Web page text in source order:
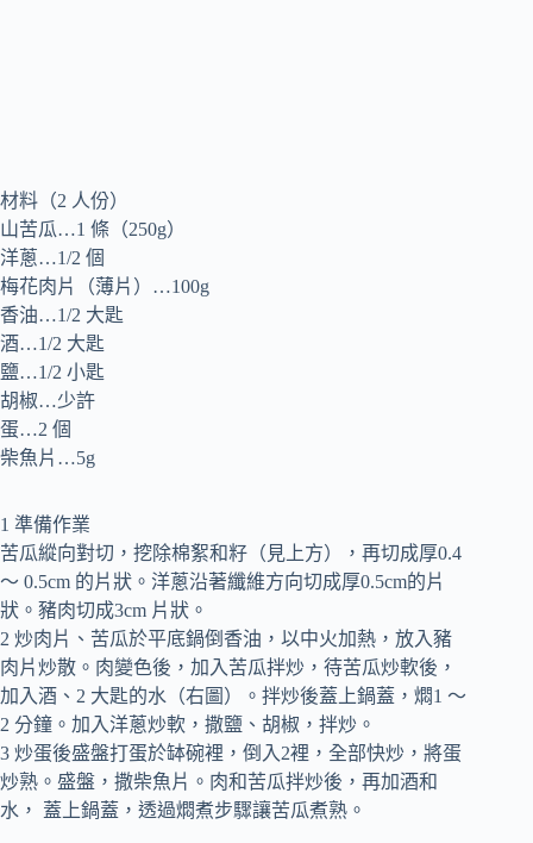
材料（2 人份）
山苦瓜…1 條（250g）
洋蔥…1/2 個
梅花肉片（薄片）…100g
香油…1/2 大匙
酒…1/2 大匙
鹽…1/2 小匙
胡椒…少許
蛋…2 個
柴魚片…5g
1 準備作業
苦瓜縱向對切，挖除棉絮和籽（見上方），再切成厚0.4
～ 0.5cm 的片狀。洋蔥沿著纖維方向切成厚0.5cm的片
狀。豬肉切成3cm 片狀。
2 炒肉片、苦瓜於平底鍋倒香油，以中火加熱，放入豬
肉片炒散。肉變色後，加入苦瓜拌炒，待苦瓜炒軟後，
加入酒、2 大匙的水（右圖）。拌炒後蓋上鍋蓋，燜1 ～
2 分鐘。加入洋蔥炒軟，撒鹽、胡椒，拌炒。
3 炒蛋後盛盤打蛋於缽碗裡，倒入2裡，全部快炒，將蛋
炒熟。盛盤，撒柴魚片。肉和苦瓜拌炒後，再加酒和
水， 蓋上鍋蓋，透過燜煮步驟讓苦瓜煮熟。